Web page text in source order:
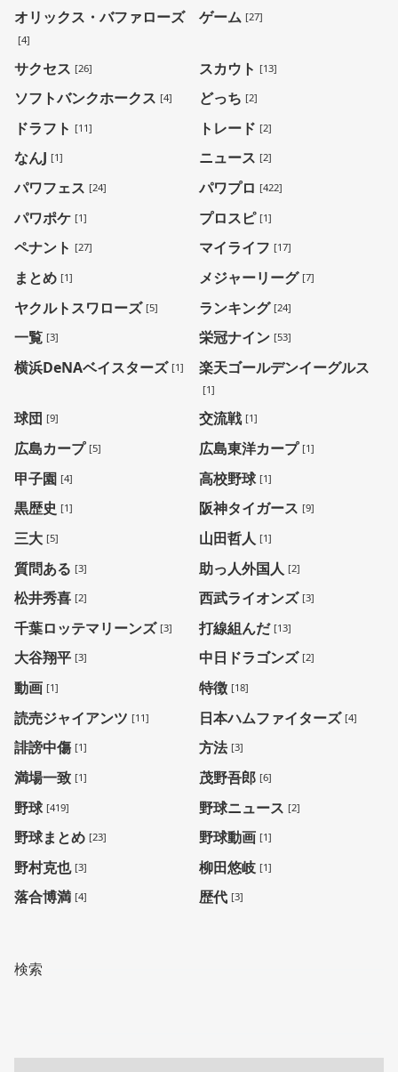
オリックス・バファローズ
[4]
ゲーム [27]
サクセス [26] スカウト [13]
ソフトバンクホークス [4] どっち [2]
ドラフト [11] トレード [2]
なんJ [1] ニュース [2]
パワフェス [24] パワプロ [422]
パワポケ [1] プロスピ [1]
ペナント [27] マイライフ [17]
まとめ [1] メジャーリーグ [7]
ヤクルトスワローズ [5] ランキング [24]
一覧 [3] 栄冠ナイン [53]
横浜DeNAベイスターズ [1] 楽天ゴールデンイーグルス
[1]
球団 [9] 交流戦 [1]
広島カープ [5] 広島東洋カープ [1]
甲子園 [4] 高校野球 [1]
黒歴史 [1] 阪神タイガース [9]
三大 [5] 山田哲人 [1]
質問ある [3] 助っ人外国人 [2]
松井秀喜 [2] 西武ライオンズ [3]
千葉ロッテマリーンズ [3] 打線組んだ [13]
大谷翔平 [3] 中日ドラゴンズ [2]
動画 [1] 特徴 [18]
読売ジャイアンツ [11] 日本ハムファイターズ [4]
誹謗中傷 [1] 方法 [3]
満場一致 [1] 茂野吾郎 [6]
野球 [419] 野球ニュース [2]
野球まとめ [23] 野球動画 [1]
野村克也 [3] 柳田悠岐 [1]
落合博満 [4] 歴代 [3]
検索